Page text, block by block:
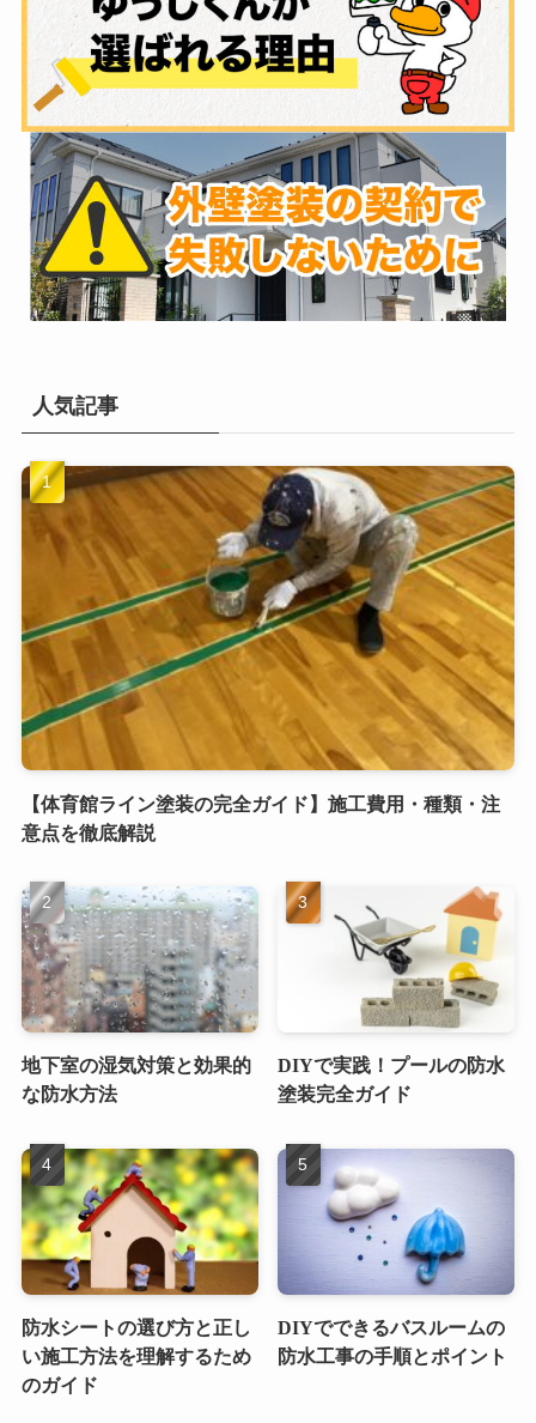
人気記事
【体育館ライン塗装の完全ガイド】施工費用・種類・注
意点を徹底解説
地下室の湿気対策と効果的
な防水方法
DIYで実践！プールの防水
塗装完全ガイド
防水シートの選び方と正し
い施工方法を理解するため
のガイド
DIYでできるバスルームの
防水工事の手順とポイント